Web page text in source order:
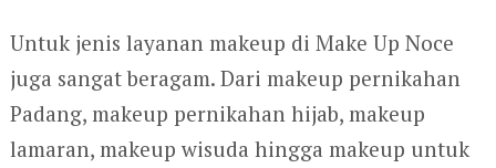
Untuk jenis layanan makeup di Make Up Noce
juga sangat beragam. Dari makeup pernikahan
Padang, makeup pernikahan hijab, makeup
lamaran, makeup wisuda hingga makeup untuk